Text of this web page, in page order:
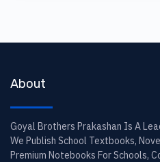
About
Goyal Brothers Prakashan Is A
We Publish School Textbooks,
Premium Notebooks For Schools,